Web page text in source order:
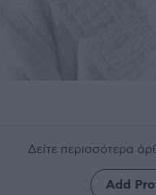
Δείτε περισσότερα
Add